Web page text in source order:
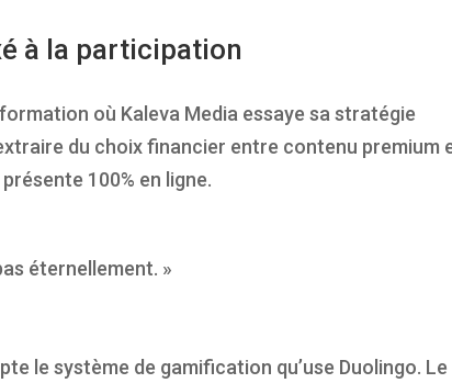
à la participation
où Kaleva Media essaye sa stratégie
du choix financier entre contenu premium
100% en ligne.
éternellement. »
le système de gamification qu’use Duolingo. Le